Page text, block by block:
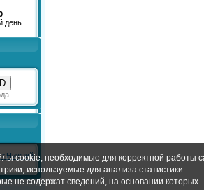
день.
cookie, необходимые для корректной работы
используемые для анализа статистики
не содержат сведений, на основании которых